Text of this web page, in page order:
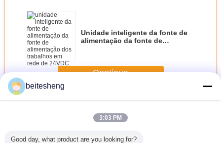
Unidade inteligente da fonte de
alimentação da fonte de
da sobrecarga/sobrecarga
Continue
MaisFonte de alimentação industrial
beitesheng
3:03 PM
Good day, what product are you looking for?